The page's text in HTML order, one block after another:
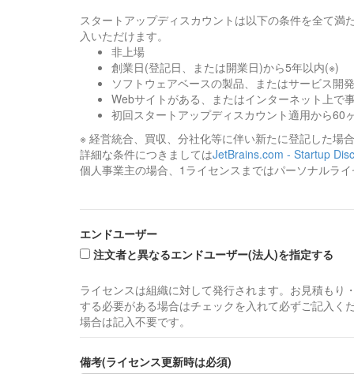
スタートアップディスカウントは以下の条件を全て
入いただけます。
非上場
創業日(登記日、または開業日)から5年以内(※)
ソフトウェアベースの製品、またはサービス開
Webサイトがある、またはインターネット上で
初回スタートアップディスカウント適用から60
※ 経営統合、買収、分社化等に伴い新たに登記した場
詳細な条件につきましてはJetBrains.com - Startup
個人事業主の場合、1ライセンスまではパーソナルラ
エンドユーザー
注文者と異なるエンドユーザー(法人)を指定する
ライセンスは組織に対して発行されます。お見積も
する必要がある場合はチェックを入れて必ずご記入
場合は記入不要です。
備考(ライセンス更新時は必須)